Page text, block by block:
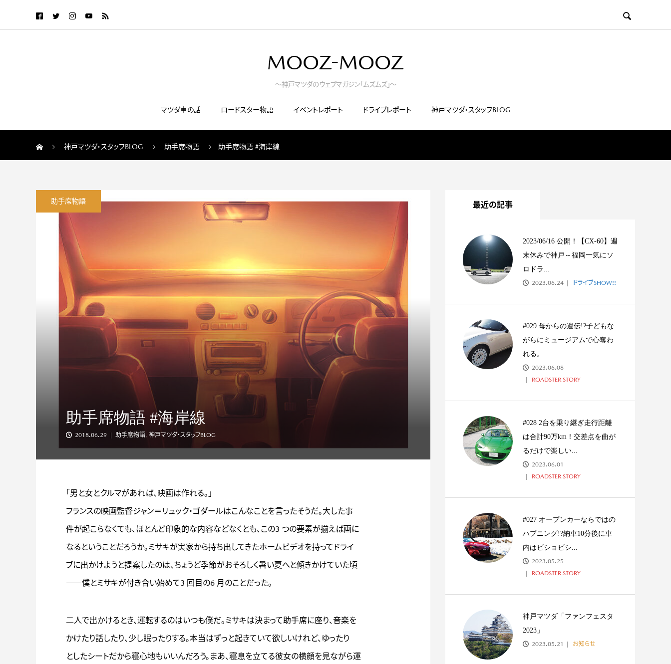

MOOZ-MOOZ
～神戸マツダのウェブマガジン「ムズムズ」～
マツダ車の話 ロードスター物語 イベントレポート ドライブレポート 神戸マツダ・スタッフBLOG
憧れのクルマ
ーションが上がる...
神戸マツダ・スタッフBLOG 助手席物語 助手席物語 #海岸線
助手席物語
助手席物語 #海岸線
2018.06.29 助手席物語, 神戸マツダ・スタッフBLOG
「男と女とクルマがあれば、映画は作れる。」
フランスの映画監督ジャン＝リュック・ゴダールはこんなことを言ったそうだ。大した事
件が起こらなくても、ほとんど印象的な内容などなくとも、この3 つの要素が揃えば画に
なるということだろうか。ミサキが実家から持ち出してきたホームビデオを持ってドライ
ブに出かけようと提案したのは、ちょうど季節がおそろしく暑い夏へと傾きかけていた頃
――僕とミサキが付き合い始めて3 回目の6 月のことだった。
二人で出かけるとき、運転するのはいつも僕だ。ミサキは決まって助手席に座り、音楽を
かけたり話したり、少し眠ったりする。本当はずっと起きていて欲しいけれど、ゆったり
としたシートだから寝心地もいいんだろう。まあ、寝息を立てる彼女の横顔を見ながら運
最近の記事
2023/06/16 公開！【CX-60】週
末休みで神戸～福岡一気にソ
ロドラ...
2023.06.24 ドライブSHOW!!
#029 母からの遺伝!?子どもな
がらにミュージアムで心奪わ
れる。
2023.06.08
ROADSTER STORY
#028 2台を乗り継ぎ走行距離
は合計90万km！交差点を曲が
るだけで楽しい...
2023.06.01
ROADSTER STORY
#027 オープンカーならではの
ハプニング!?納車10分後に車
内はビショビシ...
2023.05.25
ROADSTER STORY
神戸マツダ「ファンフェスタ
2023」
2023.05.21 お知らせ